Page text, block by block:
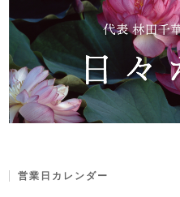
営業日カレンダー